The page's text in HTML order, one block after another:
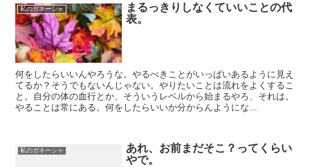
私のガネーシャ
まるっきりしなくていいことの代
表。
何をしたらいいんやろうな。やるべきことがいっぱいあるように見え
てるか？そうでもないんじゃない。やりたいことは流れをよくするこ
と。自分の体の血行とか、そういうレベルから始まるやろ、それは。
やることは常にある。何をしたらいいか分からんようにな...
私のガネーシャ
あれ、お前まだそこ？ってくらい
やで。